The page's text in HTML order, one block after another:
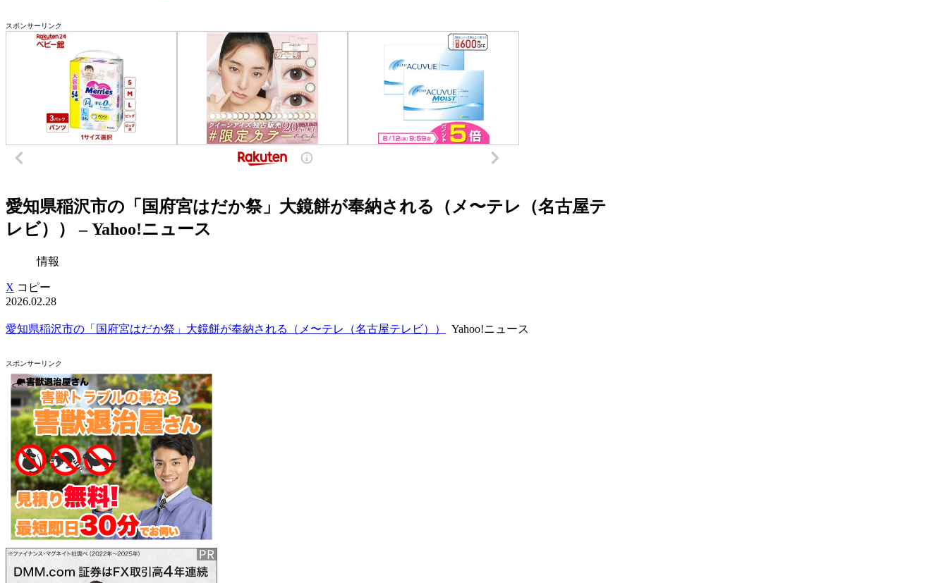
スポンサーリンク
愛知県稲沢市の「国府宮はだか祭」大鏡餅が奉納される（メ〜テレ（名古屋テ
レビ）） – Yahoo!ニュース
情報
X コピー
2026.02.28
愛知県稲沢市の「国府宮はだか祭」大鏡餅が奉納される（メ〜テレ（名古屋テレビ）） Yahoo!ニュース
スポンサーリンク